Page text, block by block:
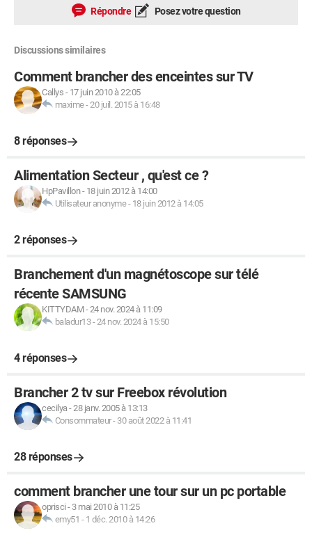
Répondre Posez votre question
Discussions similaires
Comment brancher des enceintes sur TV
Callys - 17 juin 2010 à 22:05
maxime-20 juil. 2015 à 16:48
8 réponses
Alimentation Secteur , qu'est ce ?
HpPavillon- 18 juin 2012 à 14:00
Utilisateur anonyme- 18 juin 2012 à 14:05
2 réponses
Branchement d'un magnétoscope sur télé
récente SAMSUNG
KITTYDAM-24 nov. 2024 à 11:09
baladur13-24 nov. 2024 à 15:50
4 réponses
Brancher 2 tv sur Freebox révolution
cecilya-28 janv. 2005 à 13:13
Consommateur- 30 août 2022 à 11:41
28 réponses
comment brancher une tour sur un pc portable
oprisci - 3 mai 2010 à 11:25
emy51 - 1 déc. 2010 à 14:26